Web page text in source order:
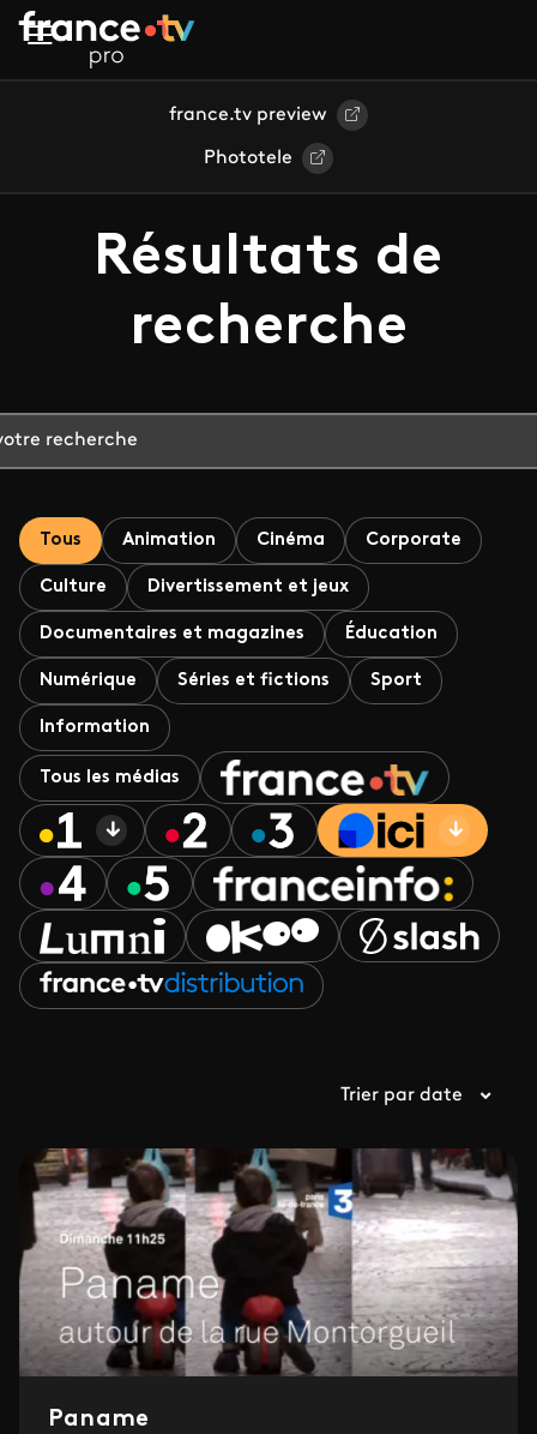
Aller au contenu principal
france.tv preview
Phototele
Résultats de
recherche
Tous Animation Cinéma Corporate
Culture Divertissement et jeux
Documentaires et magazines Éducation
Numérique Séries et fictions Sport
Information
Tous les médias
Trier par date
Paname